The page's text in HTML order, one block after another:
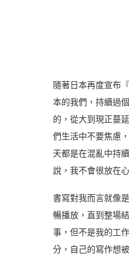
隨著日本再度宣布
本的我們，持續過
的，從大到現正蔓
們生活中不要焦慮
天都是在混亂中持
說，我不會很放在心
書寫對我而言就像
暢播放，直到整場
事，但不是我的工
分，自己的寫作想